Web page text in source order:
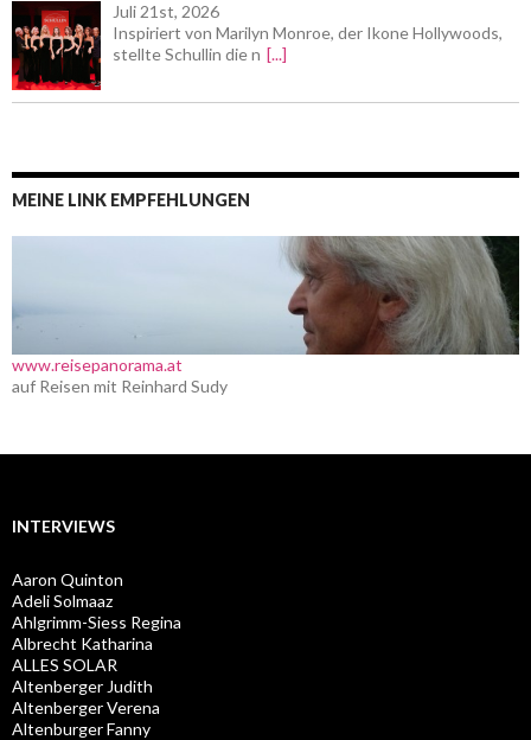
Juli 21st, 2026
Inspiriert von Marilyn Monroe, der Ikone Hollywoods,
stellte Schullin die n [...]
MEINE LINK EMPFEHLUNGEN
www.reisepanorama.at
auf Reisen mit Reinhard Sudy
INTERVIEWS
Aaron Quinton
Adeli Solmaaz
Ahlgrimm-Siess Regina
Albrecht Katharina
ALLES SOLAR
Altenberger Judith
Altenberger Verena
Altenburger Fanny